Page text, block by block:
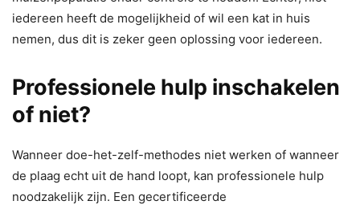
iedereen heeft de mogelijkheid of wil een kat in huis
nemen, dus dit is zeker geen oplossing voor iedereen.
Professionele hulp inschakelen
of niet?
Wanneer doe-het-zelf-methodes niet werken of wanneer
de plaag echt uit de hand loopt, kan professionele hulp
noodzakelijk zijn. Een gecertificeerde